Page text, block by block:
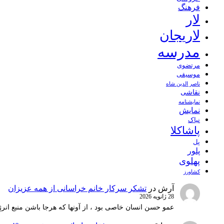
فرهنگ
لار
لاریجان
مدرسه
مرتضوی
موسیقی
ناصر الدین شاه
نقاشی
نمايشنامه
نمایش
نیاک
پاشاکلا
پل
پلور
پهلوی
کشاورز
آرش در تشکر سرکار خانم خراسانی از همه عزیزان
28 ژانویه 2026
عمو حسن انسان خاصی بود ، از آونها که هرجا باشن منبع